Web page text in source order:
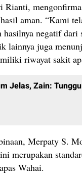
Rianti,
aman. “Kami
negatif
lainnya juga
riwayat sakit
Jelas, Zain:
Merpaty S.
merupakan
Wahai.